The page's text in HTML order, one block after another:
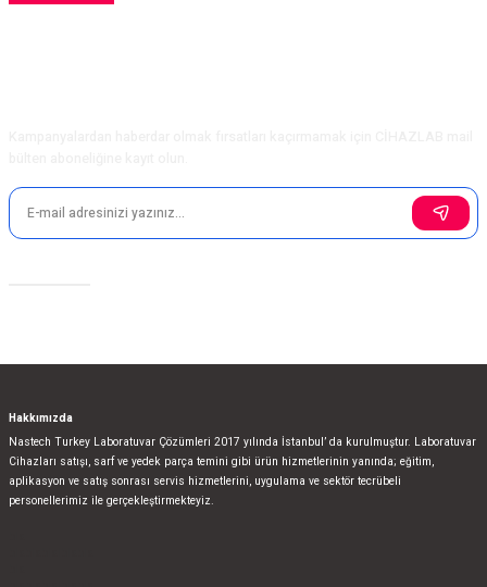
Hakkımızda
Nastech Turkey Laboratuvar Çözümleri 2017 yılında İstanbul’ da kurulmuştur. Laboratuvar
Cihazları satışı, sarf ve yedek parça temini gibi ürün hizmetlerinin yanında; eğitim,
aplikasyon ve satış sonrası servis hizmetlerini, uygulama ve sektör tecrübeli
personellerimiz ile gerçekleştirmekteyiz.